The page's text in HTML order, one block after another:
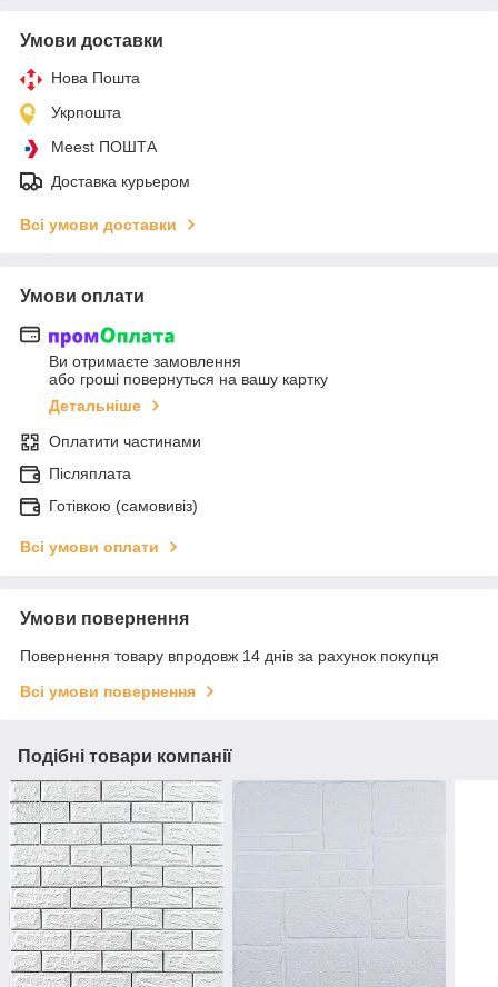
Умови доставки
Нова Пошта
Укрпошта
Meest ПОШТА
Доставка курьером
Всі умови доставки
Умови оплати
Ви отримаєте замовлення
або гроші повернуться на вашу картку
Детальніше
Оплатити частинами
Післяплата
Готівкою (самовивіз)
Всі умови оплати
Умови повернення
Повернення товару впродовж 14 днів за рахунок покупця
Всі умови повернення
Подібні товари компанії